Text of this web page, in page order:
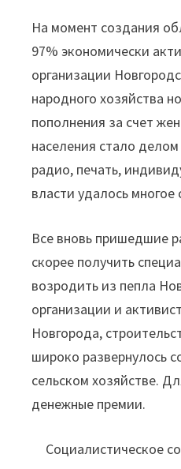
На момент создания
97% экономически
организации
народного хозяйства
пополнения за счет
населения стало
радио, печать,
власти удалось
Все вновь пришедшие
скорее получить
возродить из пепла
организации и
Новгорода,
широко развернулось
сельском хозяйстве.
денежные премии.
Социалистическое